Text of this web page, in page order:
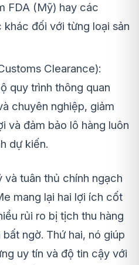
FDA (Mỹ) hay các
đối với từng loại sản
Clearance):
quy trình thông quan
chuyên nghiệp, giảm
và đảm bảo lô hàng luôn
dự kiến.
và tuân thủ chính ngạch
mang lại hai lợi ích cốt
rủi ro bị tịch thu hàng
ngờ. Thứ hai, nó giúp
uy tín và độ tin cậy với